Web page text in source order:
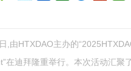
,由HTXDAO主办的
在迪拜隆重举行。本次活动汇聚